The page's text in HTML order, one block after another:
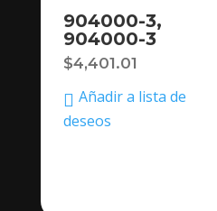
904000-3,
904000-3
$4,401.01
Añadir a lista de
deseos